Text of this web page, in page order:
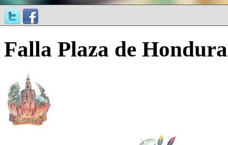
Falla Plaza de